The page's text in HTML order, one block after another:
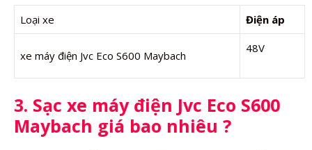
Loại xe Điện áp
xe máy điện Jvc Eco S600 Maybach
48V
3. Sạc xe máy điện Jvc Eco S600
Maybach giá bao nhiêu ?